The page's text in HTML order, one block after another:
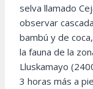
selva llamado
observar
bambú y de
la fauna de la
Lluskamayo
3 horas más a